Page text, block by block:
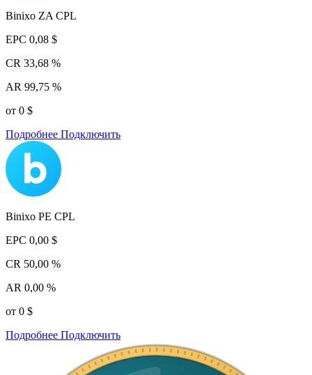
Binixo ZA CPL
EPC 0,08 $
CR 33,68 %
AR 99,75 %
от 0 $
Подробнее Подключить
Binixo PE CPL
EPC 0,00 $
CR 50,00 %
AR 0,00 %
от 0 $
Подробнее Подключить